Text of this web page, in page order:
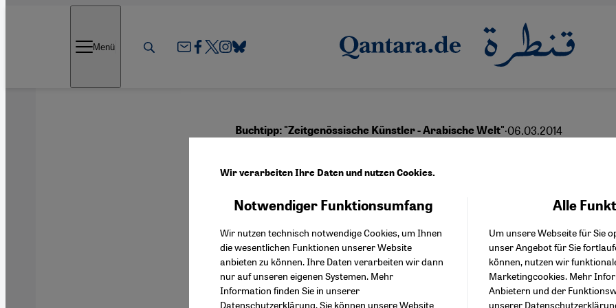
Menü
Buchtipp: "Zeitgenössische Künstler - Arabische Welt"·06.03.2014
Annäherungen an die
Deutsch English عربي
Wir verarbeiten Ihre Daten und nutzen Cookies.
Notwendiger Funktionsumfang
Wir nutzen technisch notwendige Cookies, um Ihnen
die wesentlichen Funktionen unserer Website
anbieten zu können. Ihre Daten verarbeiten wir dann
nur auf unseren eigenen Systemen. Mehr
Information finden Sie in unserer
Datenschutzerklärung. Sie können unsere Website
Alle
Um unsere Webseite für Sie
unser Angebot für Sie
können, nutzen wir
Marketingcookies. Mehr
Anbietern und der
unserer
Facebook Embed /
Twitter Embed
Instagram Embed
Youtube Embed
Google Maps Embed